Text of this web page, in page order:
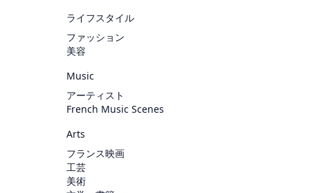
ライフスタイル
ファッション
美容
Music
アーティスト
French Music Scenes
Arts
フランス映画
工芸
美術